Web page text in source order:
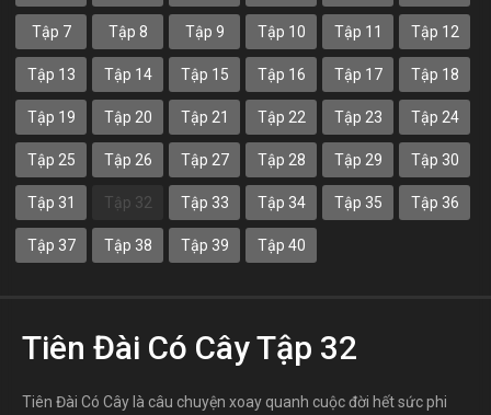
Tập 7 Tập 8 Tập 9 Tập 10 Tập 11 Tập 12
Tập 13 Tập 14 Tập 15 Tập 16 Tập 17 Tập 18
Tập 19 Tập 20 Tập 21 Tập 22 Tập 23 Tập 24
Tập 25 Tập 26 Tập 27 Tập 28 Tập 29 Tập 30
Tập 31 Tập 32 Tập 33 Tập 34 Tập 35 Tập 36
Tập 37 Tập 38 Tập 39 Tập 40
Tiên Đài Có Cây Tập 32
Tiên Đài Có Cây là câu chuyện xoay quanh cuộc đời hết sức phi